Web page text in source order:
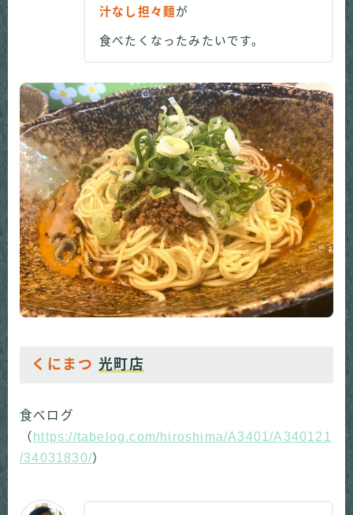
汁なし担々麵が
食べたくなったみたいです。
くにまつ 光町店
食べログ
（ https://tabelog.com/hiroshima/A3401/A340121
/34031830/）